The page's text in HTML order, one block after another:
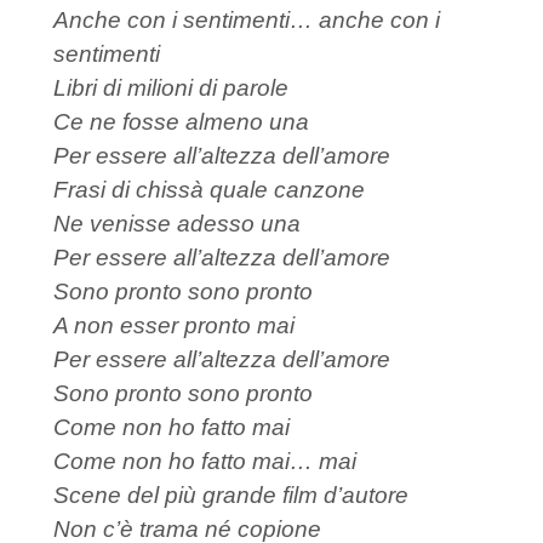
Anche con i sentimenti… anche con i
sentimenti
Libri di milioni di parole
Ce ne fosse almeno una
Per essere all’altezza dell’amore
Frasi di chissà quale canzone
Ne venisse adesso una
Per essere all’altezza dell’amore
Sono pronto sono pronto
A non esser pronto mai
Per essere all’altezza dell’amore
Sono pronto sono pronto
Come non ho fatto mai
Come non ho fatto mai… mai
Scene del più grande film d’autore
Non c’è trama né copione